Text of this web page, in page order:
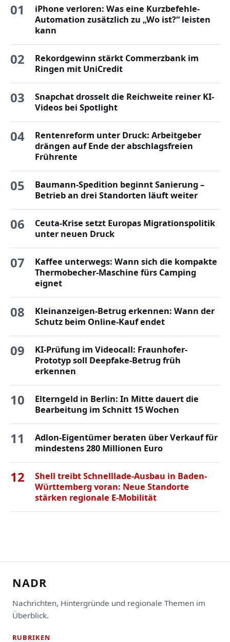
01
iPhone verloren: Was eine Kurzbefehle-
Automation zusätzlich zu „Wo ist?“ leisten
kann
02
Rekordgewinn stärkt Commerzbank im
Ringen mit UniCredit
03
Snapchat drosselt die Reichweite reiner KI-
Videos bei Spotlight
04
Rentenreform unter Druck: Arbeitgeber
drängen auf Ende der abschlagsfreien
Frührente
05
Baumann-Spedition beginnt Sanierung –
Betrieb an drei Standorten läuft weiter
06
Ceuta-Krise setzt Europas Migrationspolitik
unter neuen Druck
07
Kaffee unterwegs: Wann sich die kompakte
Thermobecher-Maschine fürs Camping
eignet
08
Kleinanzeigen-Betrug erkennen: Wann der
Schutz beim Online-Kauf endet
09
KI-Prüfung im Videocall: Fraunhofer-
Prototyp soll Deepfake-Betrug früh
erkennen
10
Elterngeld in Berlin: In Mitte dauert die
Bearbeitung im Schnitt 15 Wochen
11
Adlon-Eigentümer beraten über Verkauf für
mindestens 280 Millionen Euro
12
Shell treibt Schnelllade-Ausbau in Baden-
Württemberg voran: Neue Standorte
stärken regionale E-Mobilität
NADR
Nachrichten, Hintergründe und regionale Themen im
Überblick.
RUBRIKEN